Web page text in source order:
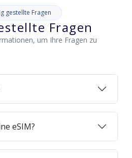
gestellte Fragen
Fragen
um Ihre Fragen zu
eSIM?